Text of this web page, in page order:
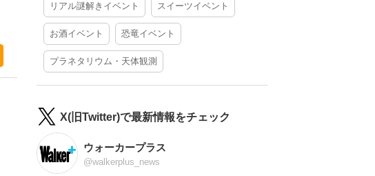
リアル謎解きイベント スイーツイベント
お酒イベント 恐竜イベント
プラネタリウム・天体観測
X(旧Twitter)で最新情報をチェック
ウォーカープラス
@walkerplus_news